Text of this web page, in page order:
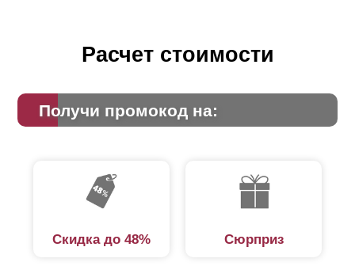
Расчет стоимости
Получи промокод на:
Скидка до 48% Сюрприз